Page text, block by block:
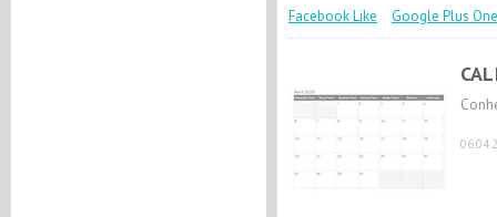
Facebook Like Google Plus One